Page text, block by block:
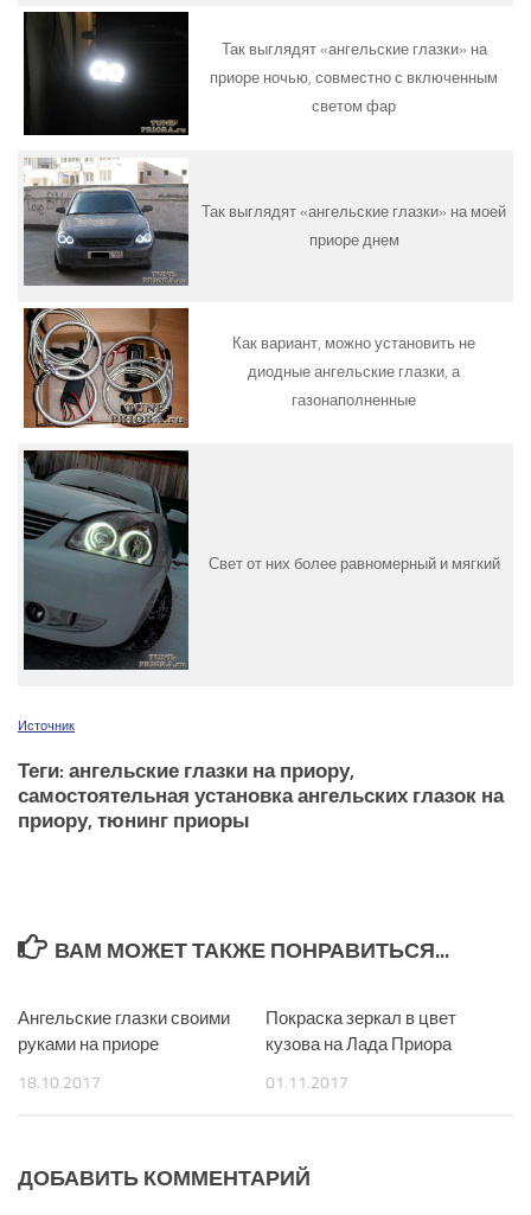
Так выглядят «ангельские глазки» на
приоре ночью, совместно с включенным
светом фар
Так выглядят «ангельские глазки» на моей
приоре днем
Как вариант, можно установить не
диодные ангельские глазки, а
газонаполненные
Свет от них более равномерный и мягкий
Источник
Теги: ангельские глазки на приору,
самостоятельная установка ангельских глазок на
приору, тюнинг приоры
ВАМ МОЖЕТ ТАКЖЕ ПОНРАВИТЬСЯ...
Ангельские глазки своими
руками на приоре
18.10.2017
Покраска зеркал в цвет
кузова на Лада Приора
01.11.2017
ДОБАВИТЬ КОММЕНТАРИЙ